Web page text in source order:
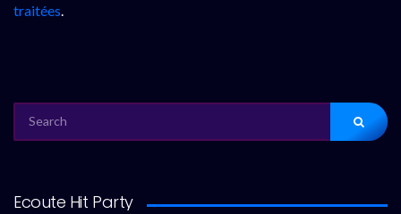
traitées.
FOR:
Ecoute Hit Party